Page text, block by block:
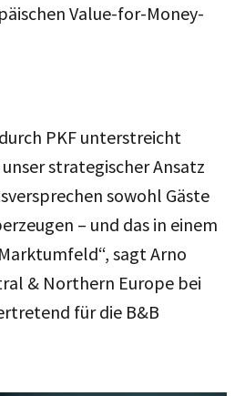
Value-for-Money-
PKF unterstreicht
strategischer Ansatz
sowohl Gäste
– und das in einem
sagt Arno
& Northern Europe bei
für die B&B